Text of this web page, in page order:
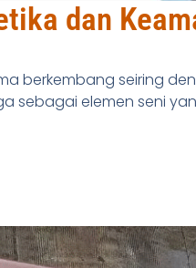
dan
berkembang seiring
sebagai elemen seni